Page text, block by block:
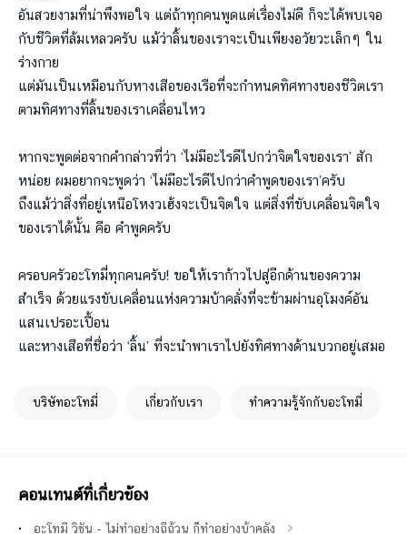
อันสวยงามที่น่าพึงพอใจ แต่ถ้าทุกคนพูดแต่เรื่องไม่ดี ก็จะได้พบเจอ
กับชีวิตที่ล้มเหลวครับ แม้ว่าลิ้นของเราจะเป็นเพียงอวัยวะเล็กๆ ใน
ร่างกาย
แต่มันเป็นเหมือนกับหางเสือของเรือที่จะกำหนดทิศทางของชีวิตเรา
ตามทิศทางที่ลิ้นของเราเคลื่อนไหว
หากจะพูดต่อจากคำกล่าวที่ว่า ‘ไม่มีอะไรดีไปกว่าจิตใจของเรา’ สัก
หน่อย ผมอยากจะพูดว่า ‘ไม่มีอะไรดีไปกว่าคำพูดของเรา’ครับ
ถึงแม้ว่าสิ่งที่อยู่เหนือโหงวเฮ้งจะเป็นจิตใจ แต่สิ่งที่ขับเคลื่อนจิตใจ
ของเราได้นั้น คือ คำพูดครับ
ครอบครัวอะโทมี่ทุกคนครับ! ขอให้เราก้าวไปสู่อีกด้านของความ
สำเร็จ ด้วยแรงขับเคลื่อนแห่งความบ้าคลั่งที่จะข้ามผ่านอุโมงค์อัน
แสนเปรอะเปื้อน
และหางเสือที่ชื่อว่า ‘ลิ้น’ ที่จะนำพาเราไปยังทิศทางด้านบวกอยู่เสมอ
บริษัทอะโทมี่ เกี่ยวกับเรา ทำความรู้จักกับอะโทมี่
คอนเทนต์ที่เกี่ยวข้อง
อะโทมี่ วิชั่น - ไม่ทำอย่างถี่ถ้วน ก็ทำอย่างบ้าคลั่ง